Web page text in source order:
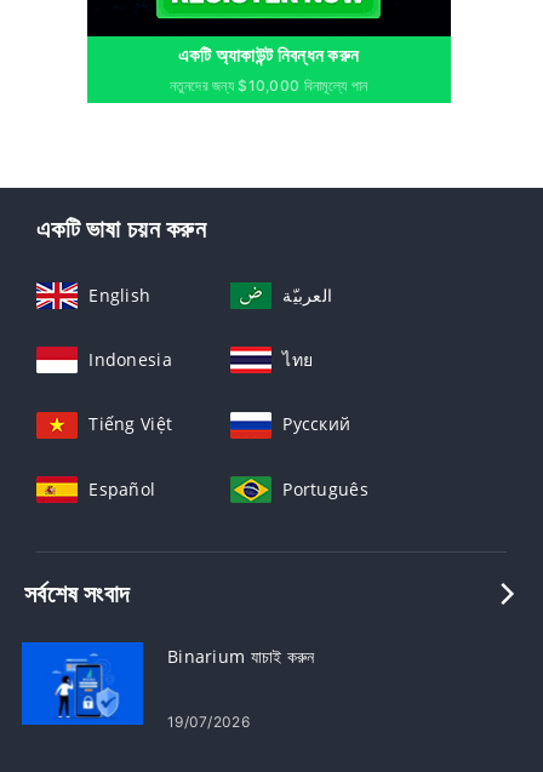
একটি অ্যাকাউন্ট নিবন্ধন করুন
নতুনদের জন্য $10,000 বিনামূল্যে পান
একটি ভাষা চয়ন করুন
English العربيّة
Indonesia ไทย
Tiếng Việt Русский
Español Português
সর্বশেষ সংবাদ
Binarium যাচাই করুন
19/07/2026